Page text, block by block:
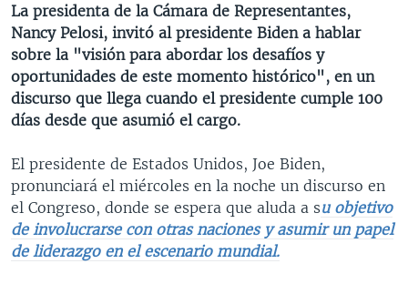
EL MUNDO AL DÍA [RADIO]
FORO [RADIO]
DEPORTIVO INTERNACIONAL
NOTA ECONÓMICA
ENTRETENIMIENTO
SÍGANOS
Idiomas
La presidenta de la Cámara de Representantes,
Nancy Pelosi, invitó al presidente Biden a hablar
sobre la "visión para abordar los desafíos y
oportunidades de este momento histórico", en un
discurso que llega cuando el presidente cumple 100
días desde que asumió el cargo.
El presidente de Estados Unidos, Joe Biden,
pronunciará el miércoles en la noche un discurso en
el Congreso, donde se espera que aluda a su objetivo
de involucrarse con otras naciones y asumir un papel
de liderazgo en el escenario mundial.